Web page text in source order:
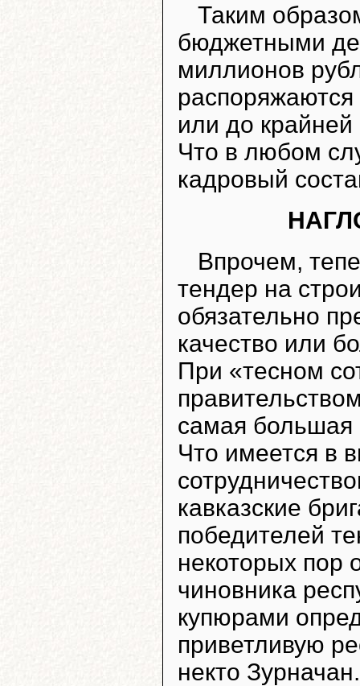
Таким
бюджетными
миллионов
или до крайней
Что в любом
кадровый
Впрочем,
тендер на
обязательно
качество или
При «тесном
самая большая
Что имеется в
кавказские
победителей
некоторых пор
чиновника
купюрами
приветливую
некто Зурначан.